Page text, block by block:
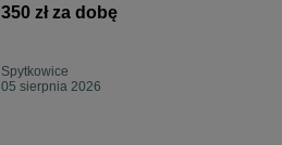
350 zł za dobę
Spytkowice
05 sierpnia 2026